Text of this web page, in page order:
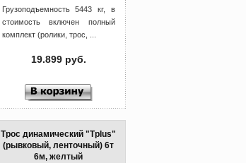
Грузоподъемность 5443 кг, в
стоимость включен полный
комплект (ролики, трос, ...
19.899 руб.
Трос динамический "Tplus"
(рывковый, ленточный) 6т
6м, желтый